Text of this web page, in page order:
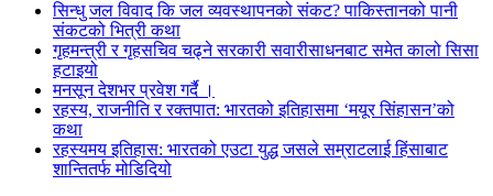
सिन्धु जल विवाद कि जल व्यवस्थापनको संकट? पाकिस्तानको पानी
संकटको भित्री कथा
गृहमन्त्री र गृहसचिव चढ्ने सरकारी सवारीसाधनबाट समेत कालो सिसा
हटाइयो
मनसून देशभर प्रवेश गर्दै ।
रहस्य, राजनीति र रक्तपात: भारतको इतिहासमा ‘मयूर सिंहासन’को
कथा
रहस्यमय इतिहास: भारतको एउटा युद्ध जसले सम्राटलाई हिंसाबाट
शान्तितर्फ मोडिदियो